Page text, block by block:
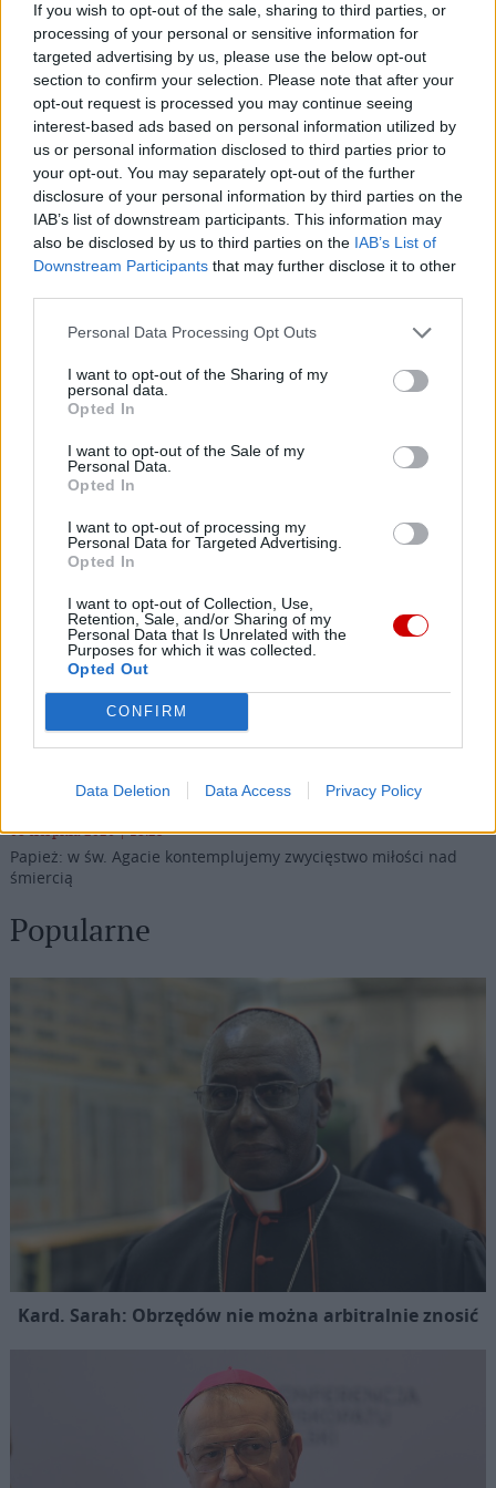
If you wish to opt-out of the sale, sharing to third parties, or
processing of your personal or sensitive information for
targeted advertising by us, please use the below opt-out
section to confirm your selection. Please note that after your
opt-out request is processed you may continue seeing
interest-based ads based on personal information utilized by
us or personal information disclosed to third parties prior to
your opt-out. You may separately opt-out of the further
disclosure of your personal information by third parties on the
IAB’s list of downstream participants. This information may
also be disclosed by us to third parties on the IAB’s List of
Downstream Participants that may further disclose it to other
Personal Data Processing Opt Outs
I want to opt-out of the Sharing of my
personal data.
Opted In
I want to opt-out of the Sale of my
Personal Data.
Opted In
I want to opt-out of processing my
Personal Data for Targeted Advertising.
Opted In
I want to opt-out of Collection, Use,
Retention, Sale, and/or Sharing of my
Personal Data that Is Unrelated with the
Purposes for which it was collected.
Opted Out
CONFIRM
Data Deletion Data Access Privacy Policy
pierwsze sygnały – powiedział w rozmowie z KAI o.
Radosław Więcławek, przybliżając projekt „Odbudujmy
DOM”. Już dziś będzie można obejrzeć pierwszy odcinek
cyklu prewencyjnych rozmów o zdrowym
duszpasterstwie osób dorosłych. To wspólne
przedsięwzięcie Fundacji Świętego Józefa i redakcji
dominikanie.pl, środowisk, które łączy troska o
rozpowszechnianie wiedzy na temat.
Najnowsze
09 sierpnia 2026 | 04:22
Kard. Timothy Radcliffe na odpuście u gdańskich dominikanów
08 sierpnia 2026 | 21:11
08 sierpnia 2026 | 21:07
Coca-Cola dyskryminuje Jezusa Króla?
08 sierpnia 2026 | 20:19
Siostra Wolfers: w czasach kryzysu radość ma siłę polityczną
SIGNIS 2026: komunikacja w służbie Ewangelii
08 sierpnia 2026 | 18:23
Papież: w św. Agacie kontemplujemy zwycięstwo miłości nad
śmiercią
Popularne
Kard. Sarah: Obrzędów nie można arbitralnie znosić